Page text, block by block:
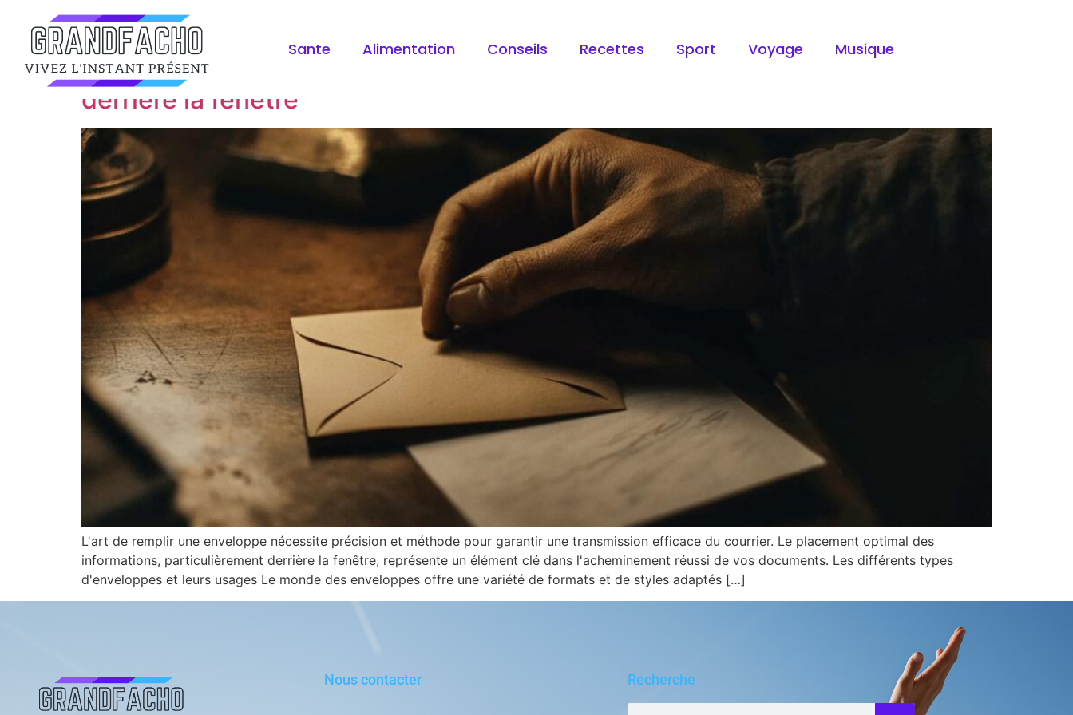
Sante Alimentation Conseils Recettes Sport Voyage Musique
Jour :1 février 2025
Comment remplir une enveloppe ? Les secrets d’un placement idéal
derrière la fenêtre
L'art de remplir une enveloppe nécessite précision et méthode pour garantir une transmission efficace du courrier. Le placement optimal des
informations, particulièrement derrière la fenêtre, représente un élément clé dans l'acheminement réussi de vos documents. Les différents types
d'enveloppes et leurs usages Le monde des enveloppes offre une variété de formats et de styles adaptés […]
Nous contacter Recherche